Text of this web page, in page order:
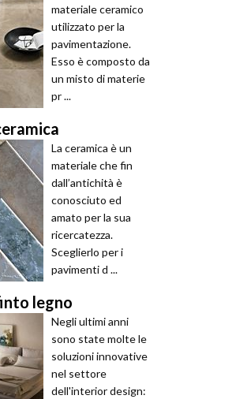
materiale ceramico
utilizzato per la
pavimentazione.
Esso è composto da
un misto di materie
pr ...
La ceramica è un
materiale che fin
dall’antichità è
conosciuto ed
amato per la sua
ricercatezza.
Sceglierlo per i
pavimenti d ...
legno
Negli ultimi anni
sono state molte le
soluzioni innovative
nel settore
dell'interior design: